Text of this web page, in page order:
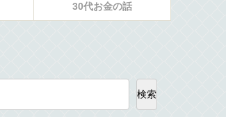
30代お金の話
検索